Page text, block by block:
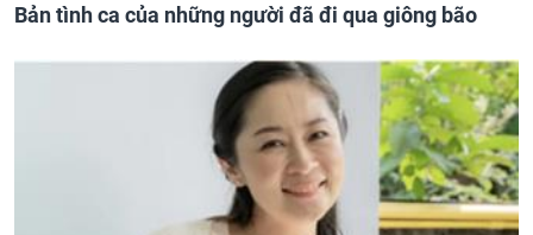
Bản tình ca của những người đã đi qua giông bão